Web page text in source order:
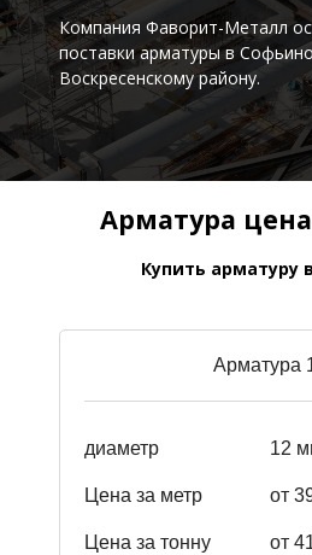
Компания Фаворит-Металл
поставкиарматуры в
Воскресенскому району.
Арматура
Купить арматуру
Арматура
диаметр 12
Цена за метр от
Цена за тонну от